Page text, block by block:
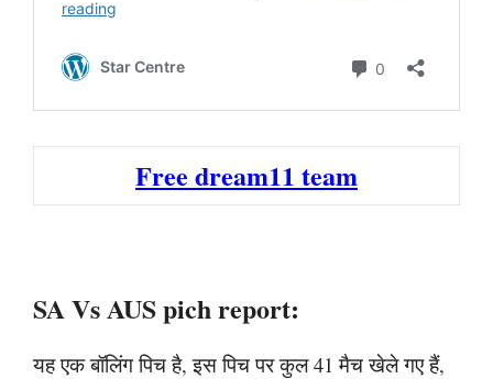
Free dream11 team
SA Vs AUS pich report:
यह एक बॉलिंग पिच है, इस पिच पर कुल 41 मैच खेले गए हैं,